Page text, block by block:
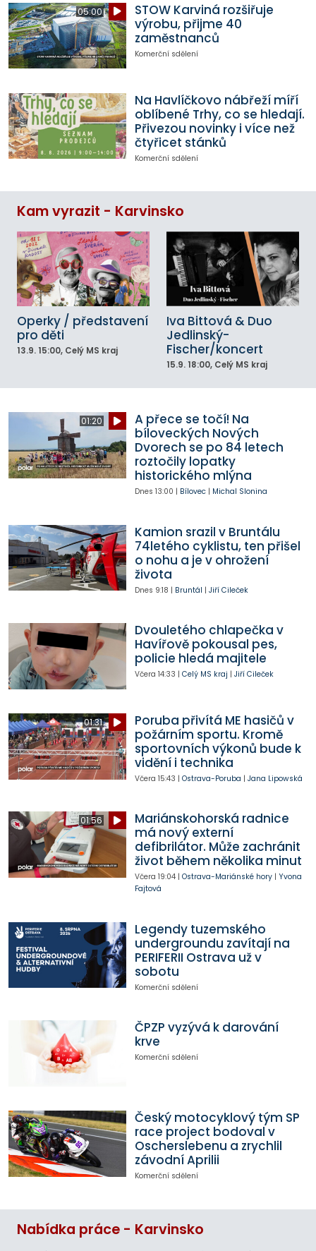
05:00
STOW Karviná rozšiřuje
výrobu, přijme 40
zaměstnanců
Komerční sdělení
Na Havlíčkovo nábřeží míří
oblíbené Trhy, co se hledají.
Přivezou novinky i více než
čtyřicet stánků
Komerční sdělení
Kam vyrazit - Karvinsko
Operky / představení
pro děti
13.9. 15:00, Celý MS kraj
Iva Bittová & Duo
Jedlinský-
Fischer/koncert
15.9. 18:00, Celý MS kraj
01:20
A přece se točí! Na
bíloveckých Nových
Dvorech se po 84 letech
roztočily lopatky
historického mlýna
Dnes 13:00 | Bílovec| Michal Slonina
Kamion srazil v Bruntálu
74letého cyklistu, ten přišel
o nohu a je v ohrožení
života
Dnes 9:18 | Bruntál | Jiří Cileček
Dvouletého chlapečka v
Havířově pokousal pes,
policie hledá majitele
Včera 14:33 | Celý MS kraj | Jiří Cileček
01:31
Poruba přivítá ME hasičů v
požárním sportu. Kromě
sportovních výkonů bude k
vidění i technika
Včera 15:43 | Ostrava-Poruba | Jana Lipowská
01:56
Mariánskohorská radnice
má nový externí
defibrilátor. Může zachránit
život během několika minut
Včera 19:04| Ostrava-Mariánské hory| Yvona
Fajtová
Legendy tuzemského
undergroundu zavítají na
PERIFERII Ostrava už v
sobotu
Komerční sdělení
ČPZP vyzývá k darování
krve
Komerční sdělení
Český motocyklový tým SP
race project bodoval v
Oscherslebenu a zrychlil
závodní Aprilii
Komerční sdělení
Nabídka práce - Karvinsko